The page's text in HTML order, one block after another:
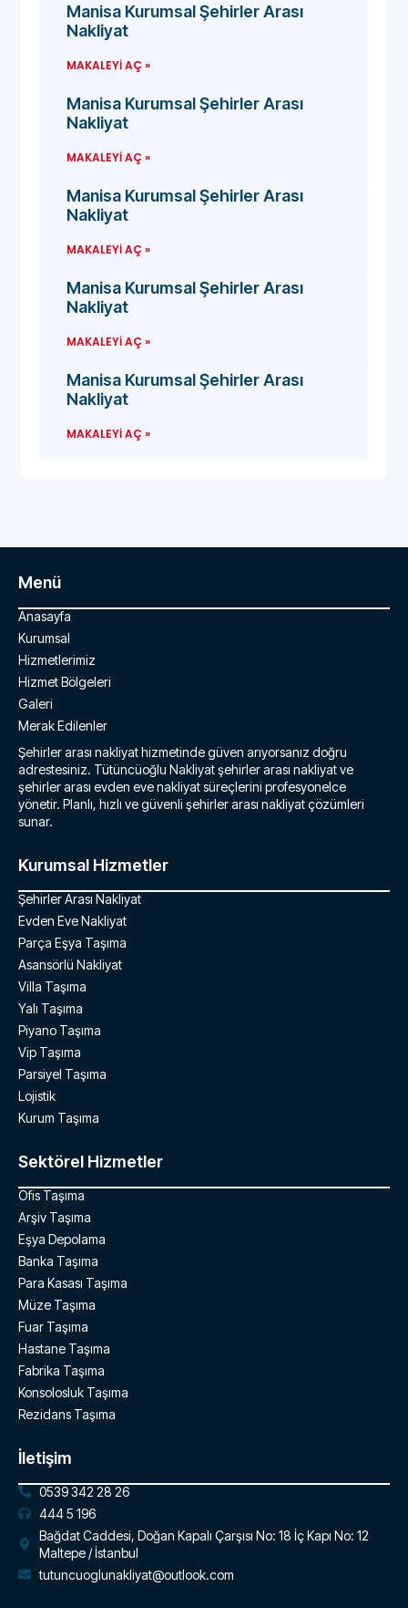
Manisa Kurumsal Şehirler Arası
Nakliyat
MAKALEYI AÇ »
Manisa Kurumsal Şehirler Arası
Nakliyat
MAKALEYI AÇ »
Manisa Kurumsal Şehirler Arası
Nakliyat
MAKALEYI AÇ »
Manisa Kurumsal Şehirler Arası
Nakliyat
MAKALEYI AÇ »
Manisa Kurumsal Şehirler Arası
Nakliyat
MAKALEYI AÇ »
Menü
Anasayfa
Kurumsal
Hizmetlerimiz
Hizmet Bölgeleri
Galeri
Merak Edilenler
Şehirler arası nakliyat hizmetinde güven arıyorsanız doğru
adrestesiniz. Tütüncüoğlu Nakliyat şehirler arası nakliyat ve
şehirler arası evden eve nakliyat süreçlerini profesyonelce
yönetir. Planlı, hızlı ve güvenli şehirler arası nakliyat çözümleri
sunar.
Kurumsal Hizmetler
Şehirler Arası Nakliyat
Evden Eve Nakliyat
Parça Eşya Taşıma
Asansörlü Nakliyat
Villa Taşıma
Yalı Taşıma
Piyano Taşıma
Vip Taşıma
Parsiyel Taşıma
Lojistik
Kurum Taşıma
Sektörel Hizmetler
Ofis Taşıma
Arşiv Taşıma
Eşya Depolama
Banka Taşıma
Para Kasası Taşıma
Müze Taşıma
Fuar Taşıma
Hastane Taşıma
Fabrika Taşıma
Konsolosluk Taşıma
Rezidans Taşıma
İletişim
0539 342 28 26
444 5 196
Bağdat Caddesi, Doğan Kapalı Çarşısı No: 18 İç Kapı No: 12
Maltepe / İstanbul
tutuncuoglunakliyat@outlook.com